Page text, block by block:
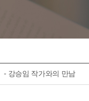
질문
기
안내
안내
- 강승임 작가와의 만남